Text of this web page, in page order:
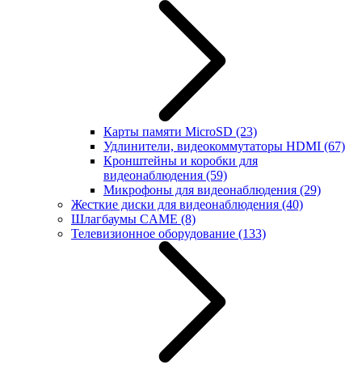
Карты памяти MicroSD (23)
Удлинители, видеокоммутаторы HDMI (67)
Кронштейны и коробки для
видеонаблюдения (59)
Микрофоны для видеонаблюдения (29)
Жесткие диски для видеонаблюдения (40)
Шлагбаумы CAME (8)
Телевизионное оборудование (133)